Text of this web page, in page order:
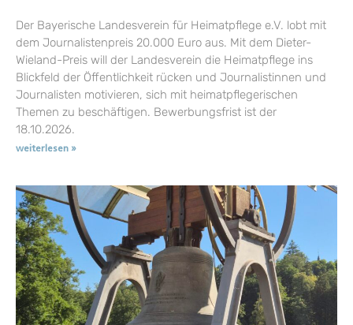
Der Bayerische Landesverein für Heimatpflege e.V. lobt mit
dem Journalistenpreis 20.000 Euro aus. Mit dem Dieter-
Wieland-Preis will der Landesverein die Heimatpflege ins
Blickfeld der Öffentlichkeit rücken und Journalistinnen und
Journalisten motivieren, sich mit heimatpflegerischen
Themen zu beschäftigen. Bewerbungsfrist ist der
18.10.2026.
weiterlesen »